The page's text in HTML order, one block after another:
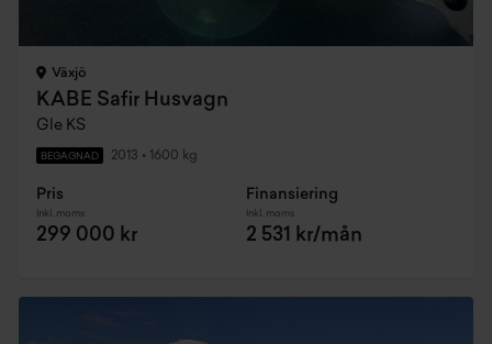
Växjö
KABE Safir Husvagn
Gle KS
BEGAGNAD 2013 • 1600 kg
Pris
Inkl. moms
299 000 kr
Finansiering
Inkl. moms
2 531 kr/mån